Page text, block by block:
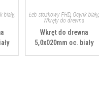
biały,
Łeb stożkowy FHD, Ocynk biały,
Wkręty do drewna
Wkręt do drewna
5,0x020mm oc. biały